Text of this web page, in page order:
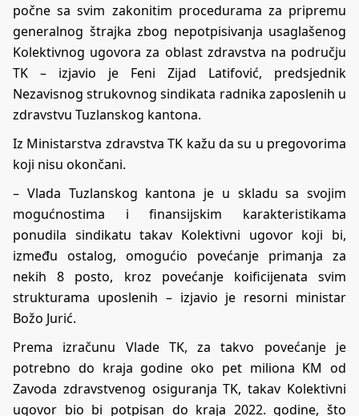
počne sa svim zakonitim procedurama za pripremu
generalnog štrajka zbog nepotpisivanja usaglašenog
Kolektivnog ugovora za oblast zdravstva na području
TK – izjavio je Feni Zijad Latifović, predsjednik
Nezavisnog strukovnog sindikata radnika zaposlenih u
zdravstvu Tuzlanskog kantona.
Iz Ministarstva zdravstva TK kažu da su u pregovorima
koji nisu okončani.
– Vlada Tuzlanskog kantona je u skladu sa svojim
mogućnostima i finansijskim karakteristikama
ponudila sindikatu takav Kolektivni ugovor koji bi,
između ostalog, omogućio povećanje primanja za
nekih 8 posto, kroz povećanje koificijenata svim
strukturama uposlenih – izjavio je resorni ministar
Božo Jurić.
Prema izračunu Vlade TK, za takvo povećanje je
potrebno do kraja godine oko pet miliona KM od
Zavoda zdravstvenog osiguranja TK, takav Kolektivni
ugovor bio bi potpisan do kraja 2022. godine, što